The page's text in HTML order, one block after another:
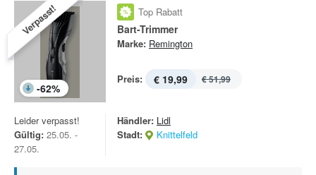
Verpasst!
-62%
Top Rabatt
Bart-Trimmer
Marke: Remington
Preis: € 19,99 € 51,99
Leider verpasst!
Gültig: 25.05. -
27.05.
Händler: Lidl
Stadt:
Knittelfeld